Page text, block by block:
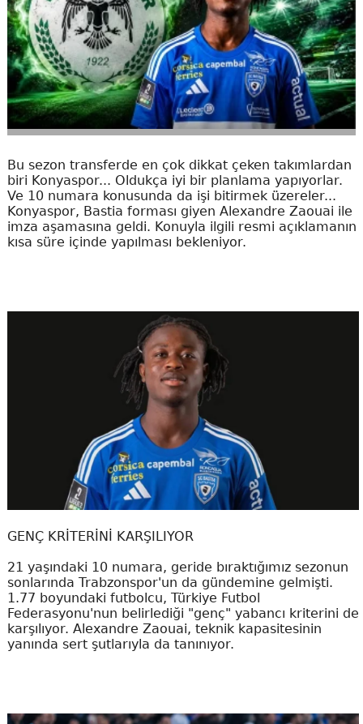
Bu sezon transferde en çok dikkat çeken takımlardan
biri Konyaspor... Oldukça iyi bir planlama yapıyorlar.
Ve 10 numara konusunda da işi bitirmek üzereler...
Konyaspor, Bastia forması giyen Alexandre Zaouai ile
imza aşamasına geldi. Konuyla ilgili resmi açıklamanın
kısa süre içinde yapılması bekleniyor.
GENÇ KRİTERİNİ KARŞILIYOR
21 yaşındaki 10 numara, geride bıraktığımız sezonun
sonlarında Trabzonspor'un da gündemine gelmişti.
1.77 boyundaki futbolcu, Türkiye Futbol
Federasyonu'nun belirlediği "genç" yabancı kriterini de
karşılıyor. Alexandre Zaouai, teknik kapasitesinin
yanında sert şutlarıyla da tanınıyor.